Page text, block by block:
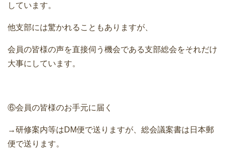
しています。
他支部には驚かれることもありますが、
会員の皆様の声を直接伺う機会である支部総会をそれだけ
大事にしています。
⑥会員の皆様のお手元に届く
→研修案内等はDM便で送りますが、総会議案書は日本郵
便で送ります。